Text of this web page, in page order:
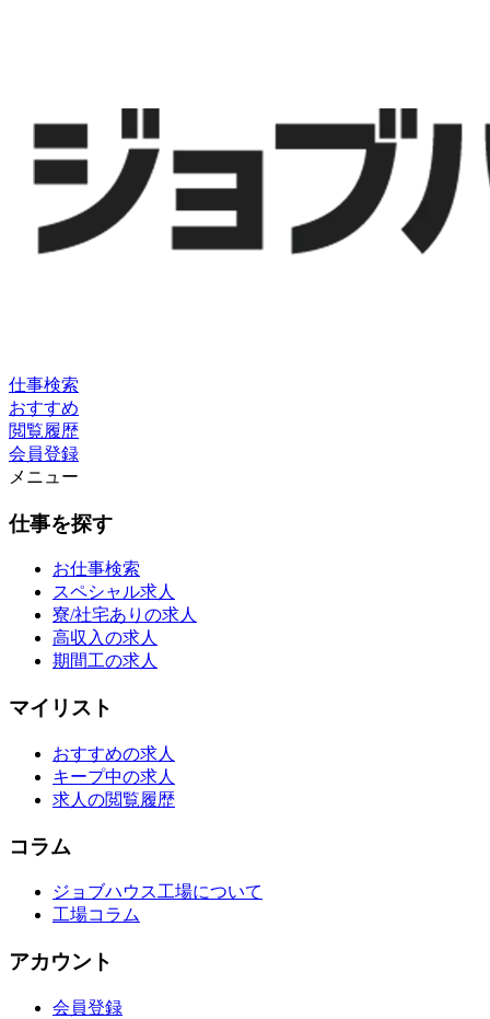
仕事検索
おすすめ
閲覧履歴
会員登録
メニュー
仕事を探す
お仕事検索
スペシャル求人
寮/社宅ありの求人
高収入の求人
期間工の求人
マイリスト
おすすめの求人
キープ中の求人
求人の閲覧履歴
コラム
ジョブハウス工場について
工場コラム
アカウント
会員登録